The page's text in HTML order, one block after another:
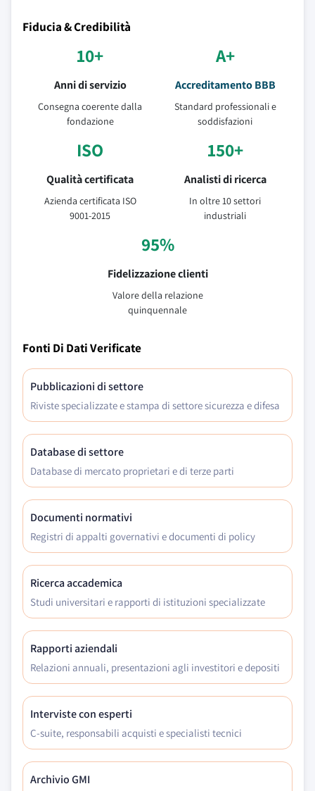
Fiducia & Credibilità
10+
Anni di servizio
Consegna coerente dalla
fondazione
A+
Accreditamento BBB
Standard professionali e
soddisfazioni
ISO
Qualità certificata
Azienda certificata ISO
9001-2015
150+
Analisti di ricerca
In oltre 10 settori
industriali
95%
Fidelizzazione clienti
Valore della relazione
quinquennale
Fonti Di Dati Verificate
Pubblicazioni di settore
Riviste specializzate e stampa di settore sicurezza e difesa
Database di settore
Database di mercato proprietari e di terze parti
Documenti normativi
Registri di appalti governativi e documenti di policy
Ricerca accademica
Studi universitari e rapporti di istituzioni specializzate
Rapporti aziendali
Relazioni annuali, presentazioni agli investitori e depositi
Interviste con esperti
C-suite, responsabili acquisti e specialisti tecnici
Archivio GMI